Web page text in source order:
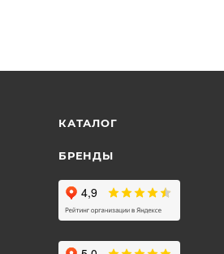
КАТАЛОГ
БРЕНДЫ